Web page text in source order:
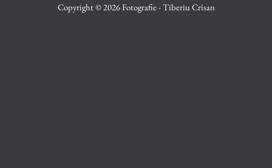
Copyright © 2026 Fotografie - Tiberiu Crisan